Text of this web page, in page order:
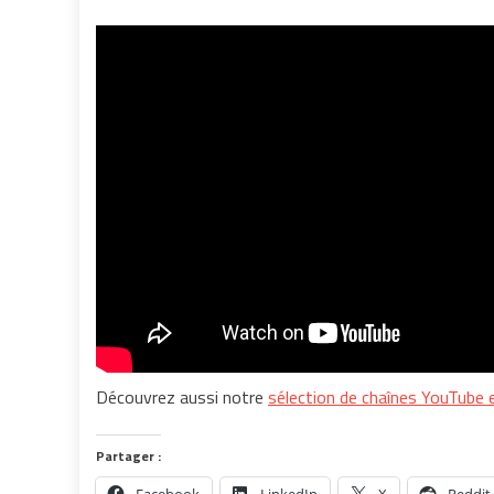
Découvrez aussi notre sélection de chaînes
Partager :